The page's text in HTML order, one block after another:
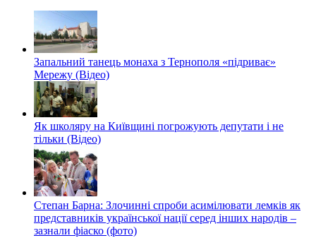
Запальний танець монаха з Тернополя «підриває»
Мережу (Відео)
Як школяру на Київщині погрожують депутати і не
тільки (Відео)
Степан Барна: Злочинні спроби асимілювати лемків як
представників української нації серед інших народів –
зазнали фіаско (фото)